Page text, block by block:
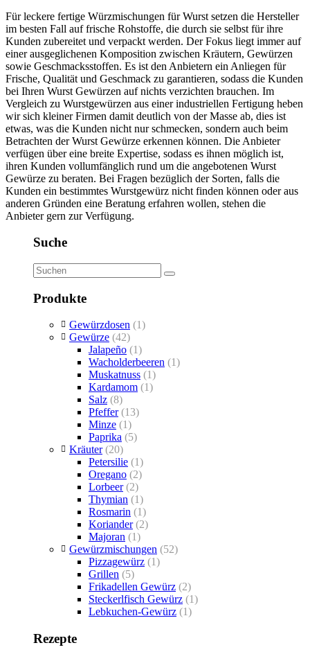
Für leckere fertige Würzmischungen für Wurst setzen die Hersteller
im besten Fall auf frische Rohstoffe, die durch sie selbst für ihre
Kunden zubereitet und verpackt werden. Der Fokus liegt immer auf
einer ausgeglichenen Komposition zwischen Kräutern, Gewürzen
sowie Geschmacksstoffen. Es ist den Anbietern ein Anliegen für
Frische, Qualität und Geschmack zu garantieren, sodass die Kunden
bei Ihren Wurst Gewürzen auf nichts verzichten brauchen. Im
Vergleich zu Wurstgewürzen aus einer industriellen Fertigung heben
wir sich kleiner Firmen damit deutlich von der Masse ab, dies ist
etwas, was die Kunden nicht nur schmecken, sondern auch beim
Betrachten der Wurst Gewürze erkennen können. Die Anbieter
verfügen über eine breite Expertise, sodass es ihnen möglich ist,
ihren Kunden vollumfänglich rund um die angebotenen Wurst
Gewürze zu beraten. Bei Fragen bezüglich der Sorten, falls die
Kunden ein bestimmtes Wurstgewürz nicht finden können oder aus
anderen Gründen eine Beratung erfahren wollen, stehen die
Anbieter gern zur Verfügung.
Suche
Produkte
Gewürzdosen (1)
Gewürze (42)
Jalapeño (1)
Wacholderbeeren (1)
Muskatnuss (1)
Kardamom (1)
Salz (8)
Pfeffer (13)
Minze (1)
Paprika (5)
Kräuter (20)
Petersilie (1)
Oregano (2)
Lorbeer (2)
Thymian (1)
Rosmarin (1)
Koriander (2)
Majoran (1)
Gewürzmischungen (52)
Pizzagewürz (1)
Grillen (5)
Frikadellen Gewürz (2)
Steckerlfisch Gewürz (1)
Lebkuchen-Gewürz (1)
Rezepte